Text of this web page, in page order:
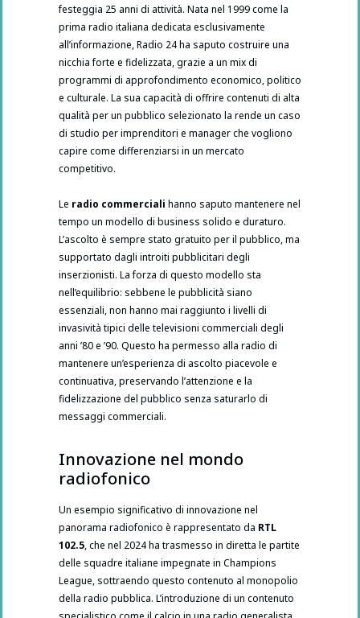
festeggia 25 anni di attività. Nata nel 1999 come la
prima radio italiana dedicata esclusivamente
all’informazione, Radio 24 ha saputo costruire una
nicchia forte e fidelizzata, grazie a un mix di
programmi di approfondimento economico, politico
e culturale. La sua capacità di offrire contenuti di alta
qualità per un pubblico selezionato la rende un caso
di studio per imprenditori e manager che vogliono
capire come differenziarsi in un mercato
competitivo.
Le radio commerciali hanno saputo mantenere nel
tempo un modello di business solido e duraturo.
L’ascolto è sempre stato gratuito per il pubblico, ma
supportato dagli introiti pubblicitari degli
inserzionisti. La forza di questo modello sta
nell’equilibrio: sebbene le pubblicità siano
essenziali, non hanno mai raggiunto i livelli di
invasività tipici delle televisioni commerciali degli
anni ’80 e ’90. Questo ha permesso alla radio di
mantenere un’esperienza di ascolto piacevole e
continuativa, preservando l’attenzione e la
fidelizzazione del pubblico senza saturarlo di
messaggi commerciali.
Innovazione nel mondo
radiofonico
Un esempio significativo di innovazione nel
panorama radiofonico è rappresentato da RTL
102.5, che nel 2024 ha trasmesso in diretta le partite
delle squadre italiane impegnate in Champions
League, sottraendo questo contenuto al monopolio
della radio pubblica. L’introduzione di un contenuto